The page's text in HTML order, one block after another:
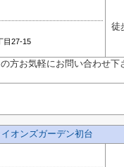
目27-15
徒
方お気軽にお問い合わせ
イオンズガーデン初台